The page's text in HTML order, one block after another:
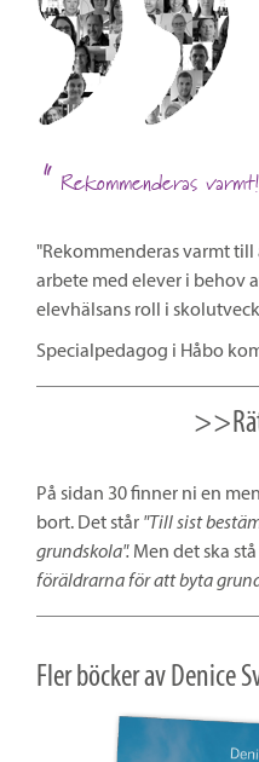
Rekommenderas varmt!
"Rekommenderas varmt
arbete med elever i behov
elevhälsans roll i
Specialpedagog i Håbo
På sidan 30 finner ni en
bort. Det står "Till sist
grundskola". Men det ska stå
föräldrarna för att byta
Fler böcker av Denice